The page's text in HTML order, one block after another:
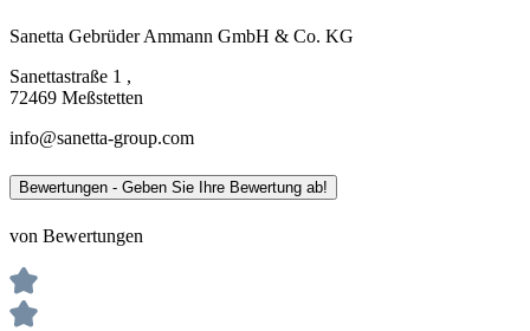
Sanetta Gebrüder Ammann GmbH & Co. KG
Sanettastraße 1 ,
72469 Meßstetten
info@sanetta-group.com
Bewertungen - Geben Sie Ihre Bewertung ab!
von Bewertungen